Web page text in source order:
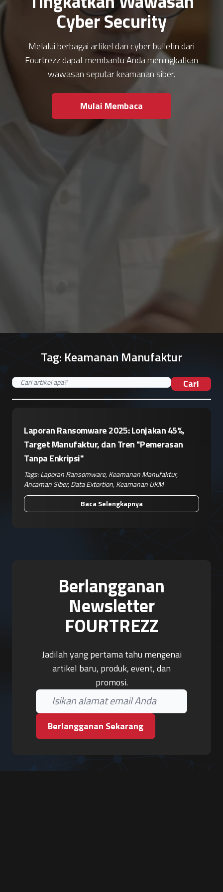
Cyber Security
Melalui berbagai artikel dan cyber bulletin dari
Fourtrezz dapat membantu Anda meningkatkan
wawasan seputar keamanan siber.
Mulai Membaca
Tag: Keamanan Manufaktur
Cari
Laporan Ransomware 2025: Lonjakan 45%,
Target Manufaktur, dan Tren "Pemerasan
Tanpa Enkripsi"
Tags:Laporan Ransomware,Keamanan Manufaktur,
Ancaman Siber,Data Extortion,Keamanan UKM
Baca Selengkapnya
Berlangganan
Newsletter
FOURTREZZ
Jadilah yang pertama tahu mengenai
artikel baru, produk, event, dan
promosi.
Berlangganan Sekarang